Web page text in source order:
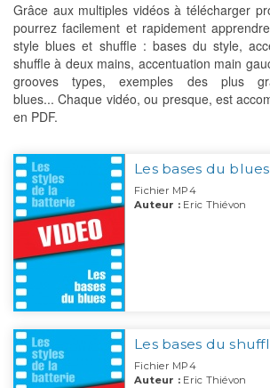
Grâce aux multiples vidéos à télécharger
pourrez facilement et rapidement
style blues et shuffle : bases du style,
shuffle à deux mains, accentuation main
grooves types, exemples des plus
blues... Chaque vidéo, ou presque, est
en PDF.
Les bases du blues
Fichier MP4
Auteur : Eric Thiévon
Les bases du
Fichier MP4
Auteur : Eric Thiévon